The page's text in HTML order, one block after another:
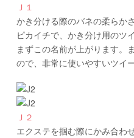
Ｊ１
かき分ける際のバネの柔らか
ピカイチで、かき分け用のツ
まずこの名前が上がります。
ので、非常に使いやすいツイ
Ｊ２
エクステを掴む際にかみ合わ